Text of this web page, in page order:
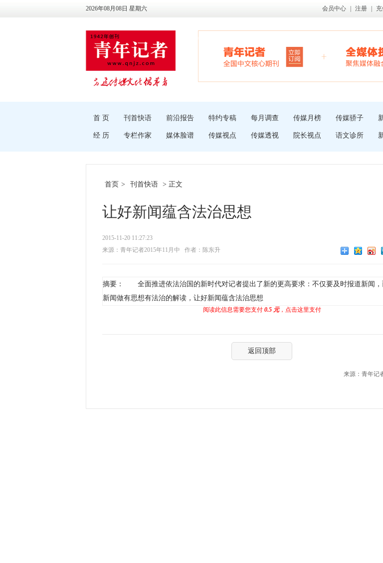
2026年08月08日 星期六 会员中心 注册
首 页 刊首快语 前沿报告 特约专稿 每月调查 传媒月榜 传媒骄子
经 历 专栏作家 媒体脸谱 传媒视点 传媒透视 院长视点 语文诊所
首页 > 刊首快语 > 正文
让好新闻蕴含法治思想
2015-11-20 11:27:23
来源：青年记者2015年11月中
作者：陈东升
摘要： 全面推进依法治国的新时代对记者提出了新的更高要求：不仅要及时报道新闻，
新闻做有思想有法治的解读，让好新闻蕴含法治思想
阅读此信息需要您支付 0.5 元，点击这里支付
返回顶部
来源：青年记